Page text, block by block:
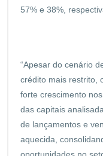
57% e 38%,
“Apesar do cenário
crédito mais restrito,
forte crescimento
das capitais
de lançamentos e
aquecida,